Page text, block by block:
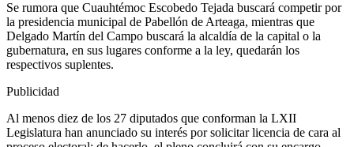
Se rumora que Cuauhtémoc Escobedo Tejada buscará competir por
la presidencia municipal de Pabellón de Arteaga, mientras que
Delgado Martín del Campo buscará la alcaldía de la capital o la
gubernatura, en sus lugares conforme a la ley, quedarán los
respectivos suplentes.
Publicidad
Al menos diez de los 27 diputados que conforman la LXII
Legislatura han anunciado su interés por solicitar licencia de cara al